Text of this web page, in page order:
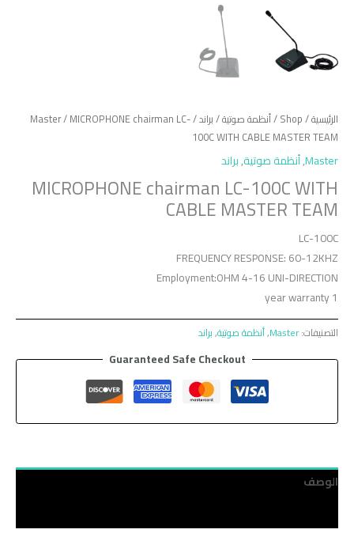
الرئيسية/
Shop
/أنظمة صوتية/براند/
Master/ MICROPHONE chairman LC-
100C WITH CABLE MASTER TEAM
Master
,أنظمة صوتية,براند
MICROPHONE chairman LC-100C WITH
CABLE MASTER TEAM
LC-100C
FREQUENCY RESPONSE: 60-12KHZ
Employment:OHM 4-16 UNI-DIRECTION
1 year warranty
التصنيفات:Master
,أنظمة صوتية,براند
Guaranteed Safe Checkout
الوصف